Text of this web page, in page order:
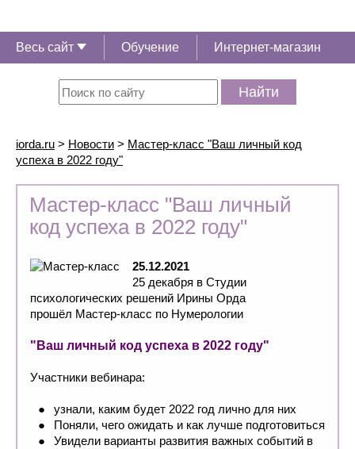
Весь сайт Обучение Интернет-магазин
Найти
iorda.ru > Новости > Мастер-класс "Ваш личный код
успеха в 2022 году"
Мастер-класс "Ваш личный
код успеха в 2022 году"
25.12.2021
25 декабря в Студии
психологических решений Ирины Орда
прошёл Мастер-класс по Нумерологии
"Ваш личный код успеха в 2022 году"
Участники вебинара:
узнали, каким будет 2022 год лично для них
Поняли, чего ожидать и как лучше подготовиться
Увидели варианты развития важных событий в